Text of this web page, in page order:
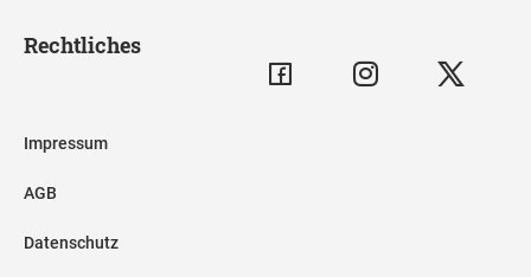
Rechtliches
Impressum
AGB
Datenschutz